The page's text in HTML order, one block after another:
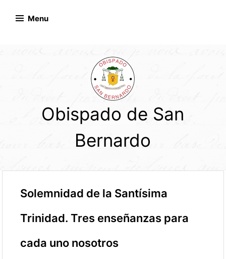
Menu
Obispado de San
Bernardo
Solemnidad de la Santísima
Trinidad. Tres enseñanzas para
cada uno nosotros